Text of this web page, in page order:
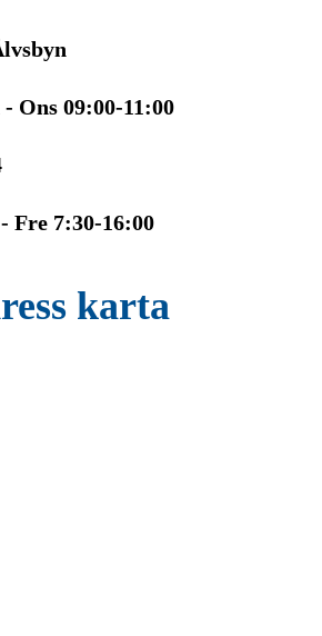
Ons 09:00-11:00
Fre 7:30-16:00
karta